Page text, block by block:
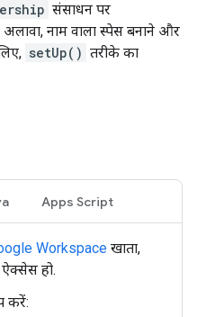
संसाधन पर
नाम वाला स्पेस बनाने और
setUp() तरीके का
Apps Script
Workspace खाता,
हो.
करें: